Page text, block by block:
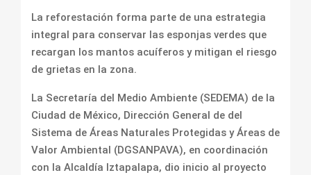
La reforestación forma parte de una estrategia
integral para conservar las esponjas verdes que
recargan los mantos acuíferos y mitigan el riesgo
de grietas en la zona.
La Secretaría del Medio Ambiente (SEDEMA) de la
Ciudad de México, Dirección General de del
Sistema de Áreas Naturales Protegidas y Áreas de
Valor Ambiental (DGSANPAVA), en coordinación
con la Alcaldía Iztapalapa, dio inicio al proyecto